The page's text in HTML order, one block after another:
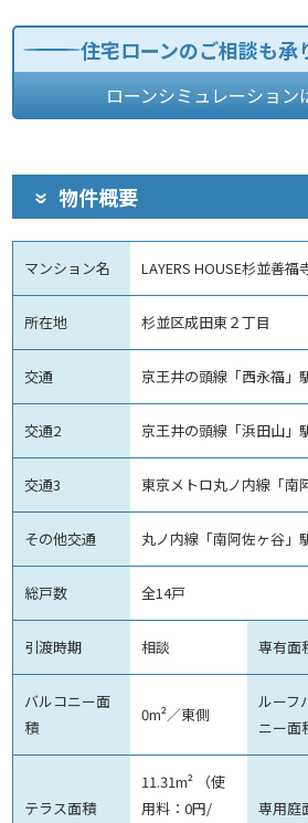
住宅ローンのご相談も承
ローンシミュレーション
物件概要
マンション名 LAYERS HOUSE杉並善福
所在地 杉並区成田東２丁目
交通 京王井の頭線「西永福」
交通2 京王井の頭線「浜田山」
交通3 東京メトロ丸ノ内線「南
その他交通 丸ノ内線「南阿佐ヶ谷」
総戸数 全14戸
引渡時期 相談 専有面
バルコニー面
積
0m²／東側
ルーフ
ニー面
テラス面積
11.31m² （使
用料：0円/
専用庭